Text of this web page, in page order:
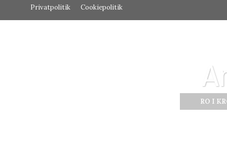
Privatpolitik Cookiepolitik
RO I